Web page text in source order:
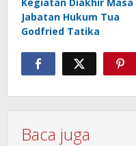
Jabatan Hukum Tua
Godfried Tatika
Baca juga